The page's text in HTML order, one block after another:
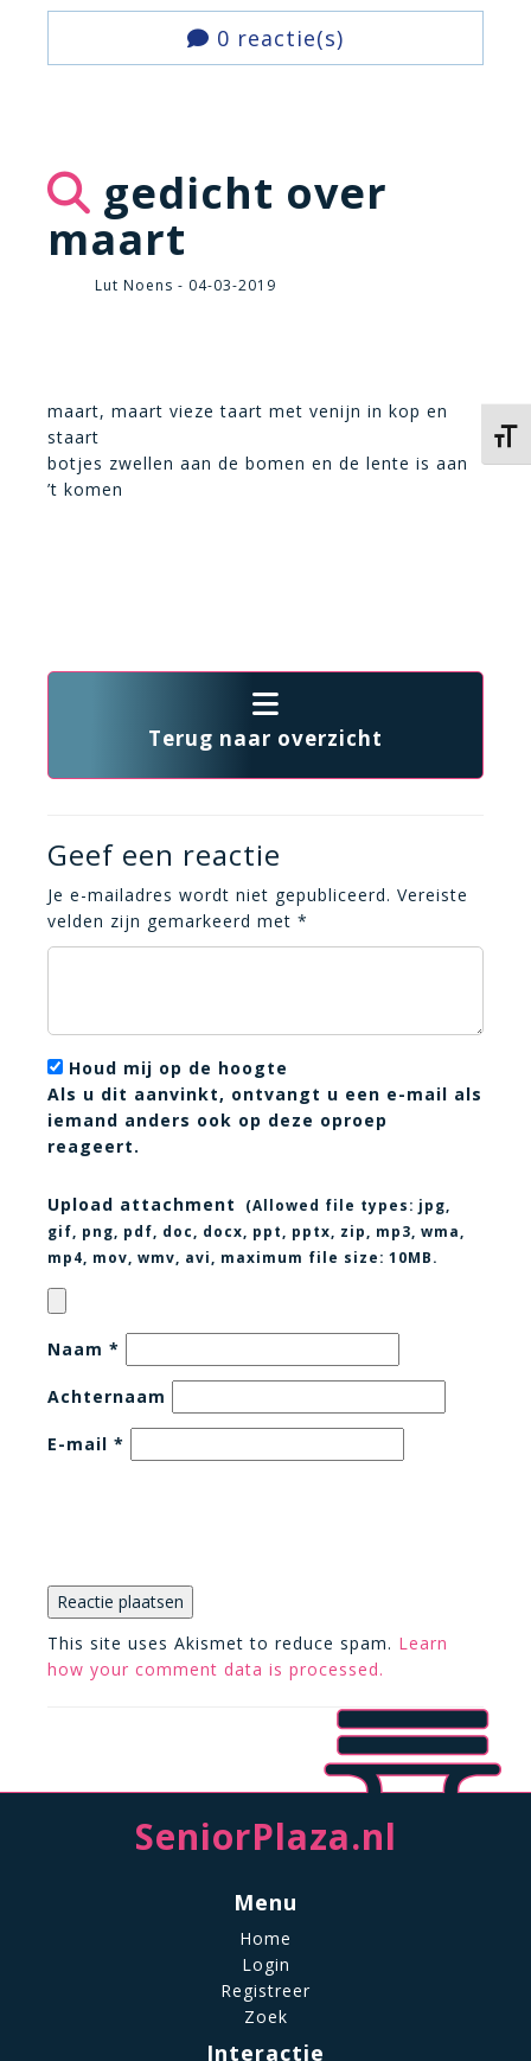
0 reactie(s)
gedicht over
maart
Lut Noens - 04-03-2019
maart, maart vieze taart met venijn in kop en
staart
botjes zwellen aan de bomen en de lente is aan
’t komen
Terug naar overzicht
Geef een reactie
Je e-mailadres wordt niet gepubliceerd. Vereiste
velden zijn gemarkeerd met *
Houd mij op de hoogte
Als u dit aanvinkt, ontvangt u een e-mail als
iemand anders ook op deze oproep
reageert.
Upload attachment (Allowed file types: jpg,
gif, png, pdf, doc, docx, ppt, pptx, zip, mp3, wma,
mp4, mov, wmv, avi
, maximum file size: 10MB.
Naam *
Achternaam
E-mail *
This site uses Akismet to reduce spam. Learn
how your comment data is processed.
SeniorPlaza.nl
Menu
Home
Login
Registreer
Zoek
Interactie